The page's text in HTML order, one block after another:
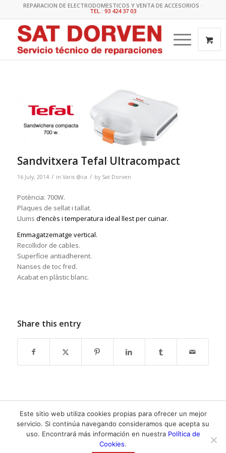
REPARACION DE ELECTRODOMESTICOS Y VENTA DE ACCESORIOS ·
TEL.: 93 424 37 03
Sandvitxera Tefal Ultracompact
16 July, 2014 / in Varis @ca / by Sat Dorven
Potència: 700W.
Plaques de sellat i tallat.
Llums d’encès i temperatura ideal llest per cuinar.
Emmagatzematge vertical.
Recollidor de cables.
Superfície antiadherent.
Nanses de toc fred.
Acabat en plàstic blanc.
Share this entry
2018 © SAT DORVEN SL · Diputación, 53 · 08015 Barcelona · Tel.
Este sitio web utiliza cookies propias para ofrecer un mejor
servicio. Si continúa navegando consideramos que acepta su
uso. Encontrará más información en nuestra Política de
Cookies.